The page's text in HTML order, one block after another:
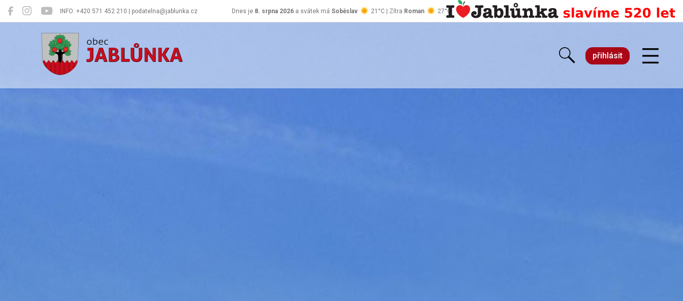
INFO: +420 571 452 210 | podatelna@jablunka.cz Dnes je 8. srpna 2026 a svátek má Soběslav 21°C | Zítra Roman 27°C
Jablůnka
přihlásit